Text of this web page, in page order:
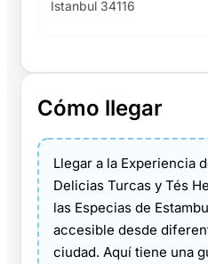
İstanbul 34116
Cómo llegar
Llegar a la Experiencia
Delicias Turcas y Tés
las Especias de
accesible desde
ciudad. Aquí tiene una